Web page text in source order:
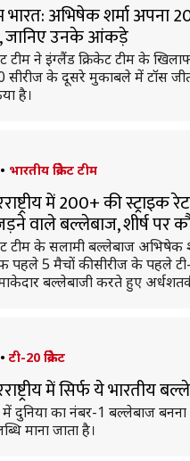
भारत: अभिषेक शर्मा अपना
उनके आंकड़े
टीम ने इंग्लैंड क्रिकेट टीम के
सीरीज के दूसरे मुकाबले में टॉस
है।
• भारतीय क्रिकेट टीम
में 200+ की स्ट्राइक
वाले बल्लेबाज, शीर्ष पर
टीम के सलामी बल्लेबाज अभिषेक
पहले 5 मैचों की सीरीज के पहले टी-
बल्लेबाजी करते हुए
• टी-20 क्रिकेट
में सिर्फ ये भारतीय
में दुनिया का नंबर-1 बल्लेबाज
माना जाता है।